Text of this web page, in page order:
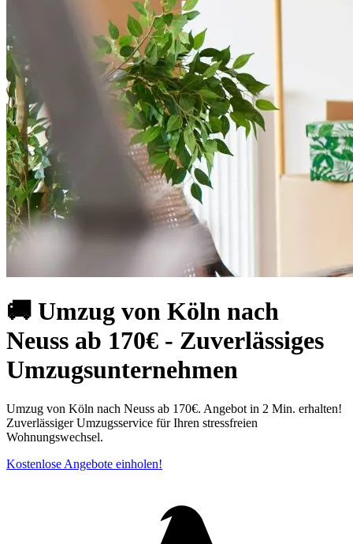
🚚 Umzug von Köln nach
Neuss ab 170€ - Zuverlässiges
Umzugsunternehmen
Umzug von Köln nach Neuss ab 170€. Angebot in 2 Min. erhalten!
Zuverlässiger Umzugsservice für Ihren stressfreien
Wohnungswechsel.
Kostenlose Angebote einholen!